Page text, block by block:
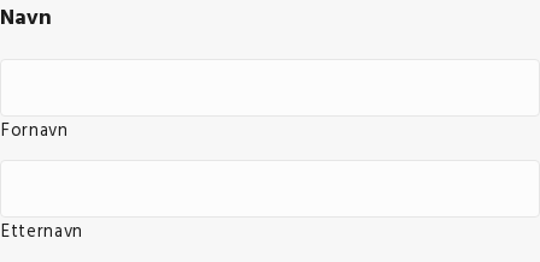
Navn
Fornavn
Etternavn